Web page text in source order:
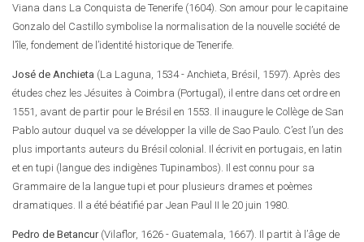
Viana dans La Conquista de Tenerife (1604). Son amour pour le capitaine
Gonzalo del Castillo symbolise la normalisation de la nouvelle société de
l’île, fondement de l’identité historique de Tenerife.
José de Anchieta (La Laguna, 1534 - Anchieta, Brésil, 1597). Après des
études chez les Jésuites à Coimbra (Portugal), il entre dans cet ordre en
1551, avant de partir pour le Brésil en 1553. Il inaugure le Collège de San
Pablo autour duquel va se développer la ville de Sao Paulo. C’est l’un des
plus importants auteurs du Brésil colonial. Il écrivit en portugais, en latin
et en tupi (langue des indigènes Tupinambos). Il est connu pour sa
Grammaire de la langue tupi et pour plusieurs drames et poèmes
dramatiques. Il a été béatifié par Jean Paul II le 20 juin 1980.
Pedro de Betancur(Vilaflor, 1626 - Guatemala, 1667). Il partit à l’âge de